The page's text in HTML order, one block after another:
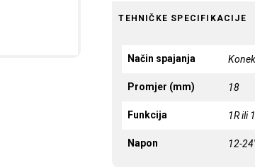
TEHNIČKE SPECIFIKACIJE
Način spajanja
Promjer (mm) 18
Funkcija 1R ili
Napon 12-